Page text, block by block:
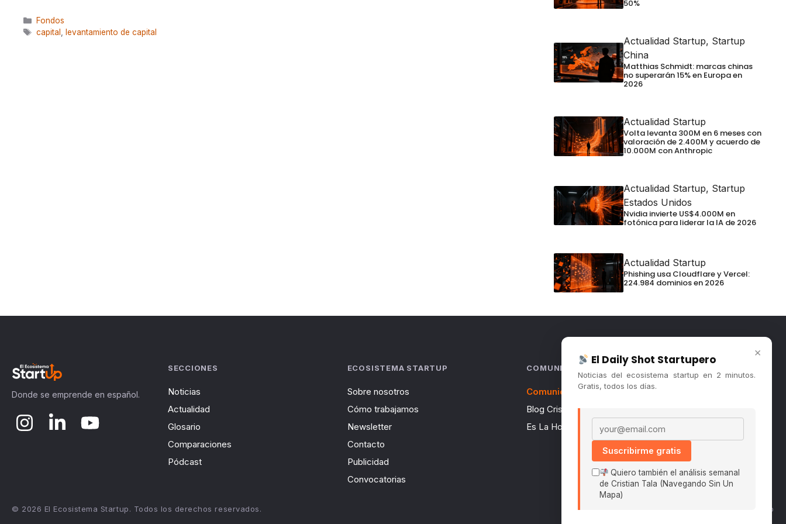
Categorías
Fondos
Etiquetas
capital levantamiento de capital
50%
Actualidad Startup, Startup
China
Matthias Schmidt: marcas chinas
no superarán 15% en Europa en
2026
Actualidad Startup
Volta levanta 300M en 6 meses con
valoración de 2.400M y acuerdo de
10.000M con Anthropic
Actualidad Startup, Startup
Estados Unidos
Nvidia invierte US$4.000M en
fotónica para liderar la IA de 2026
Actualidad Startup
Phishing usa Cloudflare y Vercel:
224.984 dominios en 2026
Donde se emprende en español.
SECCIONES
Noticias
Actualidad
Glosario
Comparaciones
Pódcast
ECOSISTEMA STARTUP
Sobre nosotros
Cómo trabajamos
Newsletter
Contacto
Publicidad
Convocatorias
COMUNIDAD
Comunidad (Skool) ↗
Blog Cristian Tala ↗
Es La Hora de Aprender ↗
© 2026 El Ecosistema Startup. Todos los derechos reservados. Políticas De Privacidad · Términos De Uso
×
El Daily Shot Startupero
Noticias del ecosistema startup en 2 minutos.
Gratis, todos los días.
Email address
Suscribirme gratis
Quiero también el análisis semanal
de Cristian Tala (Navegando Sin Un
Mapa)